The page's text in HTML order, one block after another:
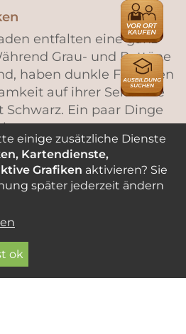
entfalten eine ganz
Grau- und Rottöne
haben dunkle Fassaden
auf ihrer Seite: Die
Schwarz. Ein paar Dinge
einige zusätzliche Dienste
Kartendienste,
Grafiken aktivieren? Sie
später jederzeit ändern
ok